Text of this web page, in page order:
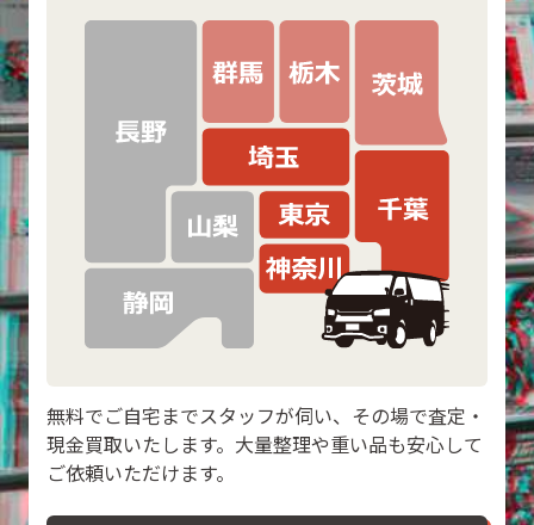
無料でご自宅までスタッフが伺い、その場で査定・
現金買取いたします。大量整理や重い品も安心して
ご依頼いただけます。